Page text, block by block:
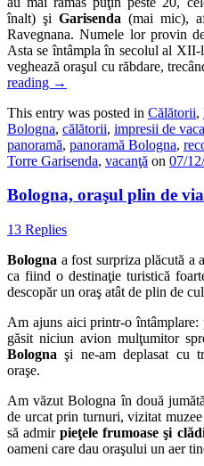
înalt) şi Garisenda (mai mic),
Ravegnana. Numele lor provin
Asta se întâmpla în secolul al
veghează oraşul cu răbdare,
reading →
This entry was posted in Călătorii,
Bologna, călătorii, impresii de
panoramă, panoramă Bologna,
Torre Garisenda, vacanţă on 07/
Bologna, oraşul plin de
13 Replies
Bologna a fost surpriza plăcută a
ca fiind o destinaţie turistică
descopăr un oraş atât de plin de
Am ajuns aici printr-o întâmplare:
găsit niciun avion mulţumitor
Bolognaşi ne-am deplasat cu
oraşe.
Am văzut Bologna în două
de urcat prin turnuri, vizitat
să admirpieţele frumoase şi
oameni care dau oraşului un aer